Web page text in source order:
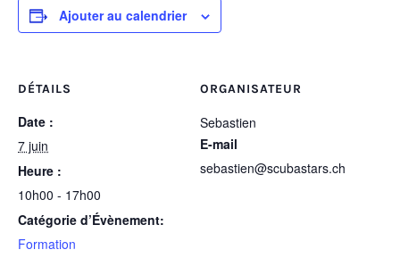
Ajouter au calendrier
DÉTAILS
Date :
7 juin
Heure :
10h00 - 17h00
Catégorie d’Évènement:
Formation
ORGANISATEUR
Sebastien
E-mail
sebastien@scubastars.ch